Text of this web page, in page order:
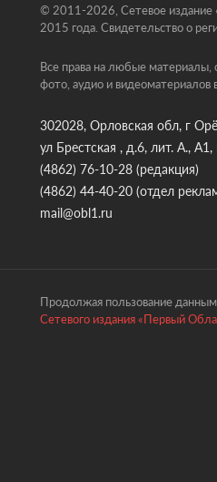
© 2011-2026, Сетевое издание
2015 года. Свидетельство о
Все права на любые материалы,
фото, аудио и видеоматериалов
302028, Орловская обл, г
ул Брестская , д.6, лит. А.,
(4862) 76-10-28 (редакция)
(4862) 44-40-20 (отдел
mail@obl1.ru
Продолжая пользование
Сетевого издания «Первый